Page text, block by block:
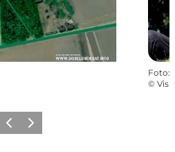
Foto:
©
ZurückWeiter